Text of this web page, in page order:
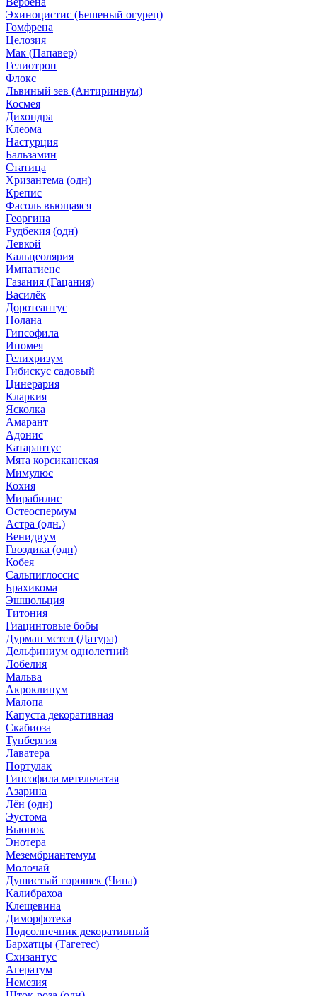
Эхиноцистис (Бешеный огурец)
Гомфрена
Целозия
Мак (Папавер)
Гелиотроп
Флокс
Львиный зев (Антириннум)
Космея
Дихондра
Клеома
Настурция
Бальзамин
Статица
Хризантема (одн)
Крепис
Фасоль вьющаяся
Георгина
Рудбекия (одн)
Левкой
Кальцеолярия
Импатиенс
Газания (Гацания)
Василёк
Доротеантус
Нолана
Гипсофила
Ипомея
Гелихризум
Гибискус садовый
Цинерария
Кларкия
Ясколка
Амарант
Адонис
Катарантус
Мята корсиканская
Мимулюс
Кохия
Мирабилис
Остеоспермум
Астра (одн.)
Венидиум
Гвоздика (одн)
Кобея
Сальпиглоссис
Брахикома
Эшшольция
Титония
Гиацинтовые бобы
Дурман метел (Датура)
Дельфиниум однолетний
Лобелия
Мальва
Акроклинум
Малопа
Капуста декоративная
Скабиоза
Тунбергия
Лаватера
Портулак
Гипсофила метельчатая
Азарина
Лён (одн)
Эустома
Вьюнок
Энотера
Мезембриантемум
Молочай
Душистый горошек (Чина)
Калибрахоа
Клещевина
Диморфотека
Подсолнечник декоративный
Бархатцы (Тагетес)
Схизантус
Агератум
Немезия